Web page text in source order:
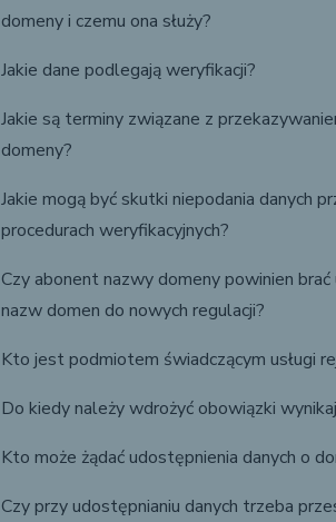
domeny i czemu ona służy?
Jakie dane podlegają weryfikacji?
Jakie są terminy związane z
domeny?
Jakie mogą być skutki niepodania danych
procedurach weryfikacyjnych?
Czy abonent nazwy domeny powinien
nazw domen do nowych regulacji?
Kto jest podmiotem świadczącym usługi
Do kiedy należy wdrożyć obowiązki
Kto może żądać udostępnienia danych o
Czy przy udostępnianiu danych trzeba